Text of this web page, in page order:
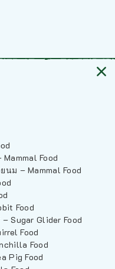
Food
นม – Mammal Food
Food
Sugar Glider Food
Food
Food
Pig Food